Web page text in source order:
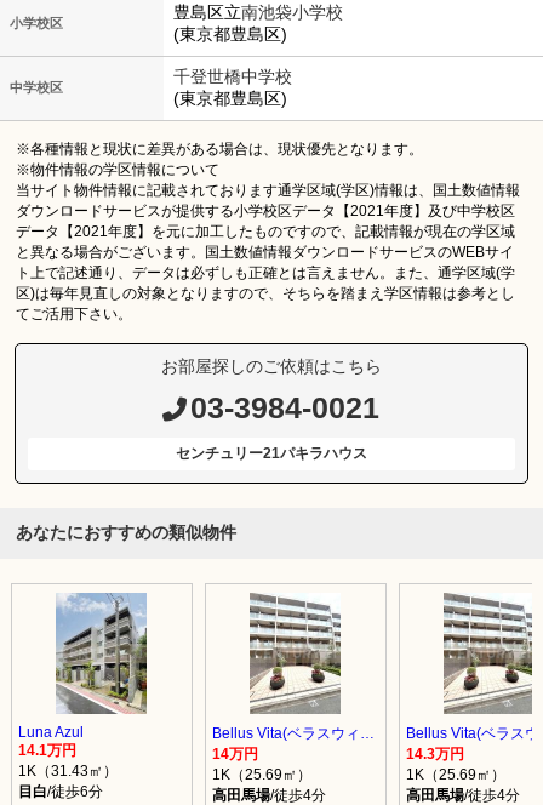
小学校区
豊島区立南池袋小学校
(東京都豊島区)
中学校区
千登世橋中学校
(東京都豊島区)
※各種情報と現状に差異がある場合は、現状優先となります。
※物件情報の学区情報について
当サイト物件情報に記載されております通学区域(学区)情報は、国土数値情報
ダウンロードサービスが提供する小学校区データ【2021年度】及び中学校区
データ【2021年度】を元に加工したものですので、記載情報が現在の学区域
と異なる場合がございます。国土数値情報ダウンロードサービスのWEBサイ
ト上で記述通り、データは必ずしも正確とは言えません。また、通学区域(学
区)は毎年見直しの対象となりますので、そちらを踏まえ学区情報は参考とし
てご活用下さい。
お部屋探しのご依頼はこちら
03-3984-0021
センチュリー21パキラハウス
あなたにおすすめの類似物件
Luna Azul
14.1万円
1K（31.43㎡）
目白/徒歩6分
Bellus Vita(ベラスウィータ)
14万円
1K（25.69㎡）
高田馬場/徒歩4分
14.3万円
1K（25.69㎡）
高田馬場/徒歩4分